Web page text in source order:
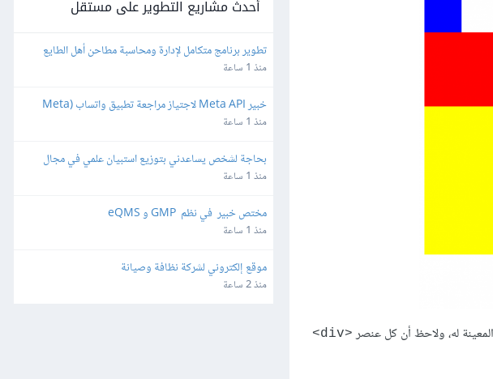
<div>
أحدث مشاريع التطوير على مستقل
تطوير برنامج متكامل لإدارة ومحاسبة مطاحن أهل الطايع
منذ 1 ساعة
App Review) لمنصة SaaS
منذ 1 ساعة
هندسة البرمجيات
منذ 1 ساعة
مختص خبير  في نظم  GMP و eQMS
منذ 1 ساعة
موقع إلكتروني لشركة نظافة وصيانة
منذ 2 ساعة